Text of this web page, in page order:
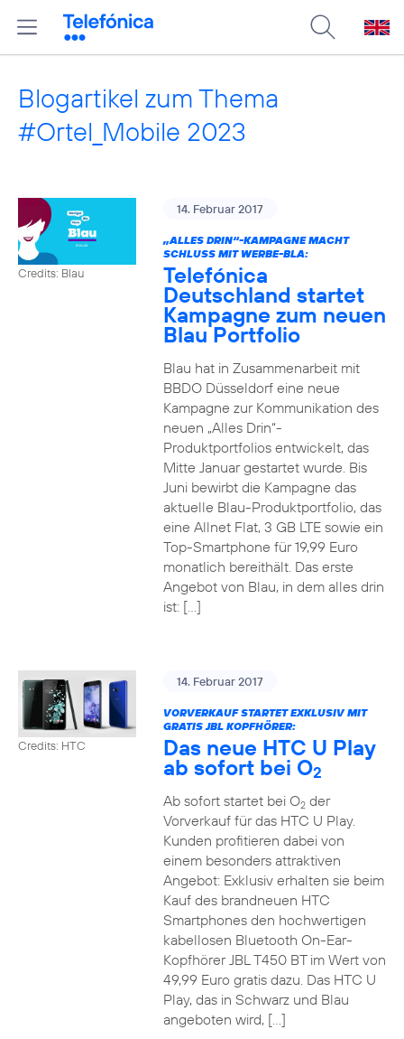
Blogartikel zum Thema
#Ortel_Mobile 2023
Credits: Blau
14. Februar 2017
„ALLES DRIN“-KAMPAGNE MACHT
SCHLUSS MIT WERBE-BLA:
Telefónica
Deutschland startet
Kampagne zum neuen
Blau Portfolio
Blau hat in Zusammenarbeit mit
BBDO Düsseldorf eine neue
Kampagne zur Kommunikation des
neuen „Alles Drin“-
Produktportfolios entwickelt, das
Mitte Januar gestartet wurde. Bis
Juni bewirbt die Kampagne das
aktuelle Blau-Produktportfolio, das
eine Allnet Flat, 3 GB LTE sowie ein
Top-Smartphone für 19,99 Euro
monatlich bereithält. Das erste
Angebot von Blau, in dem alles drin
ist: […]
Credits: HTC
14. Februar 2017
VORVERKAUF STARTET EXKLUSIV MIT
GRATIS JBL KOPFHÖRER:
Das neue HTC U Play
ab sofort bei O2
Ab sofort startet bei O2der
Vorverkauf für das HTC U Play.
Kunden profitieren dabei von
einem besonders attraktiven
Angebot: Exklusiv erhalten sie beim
Kauf des brandneuen HTC
Smartphones den hochwertigen
kabellosen Bluetooth On-Ear-
Kopfhörer JBL T450 BT im Wert von
49,99 Euro gratis dazu. Das HTC U
Play, das in Schwarz und Blau
angeboten wird, […]